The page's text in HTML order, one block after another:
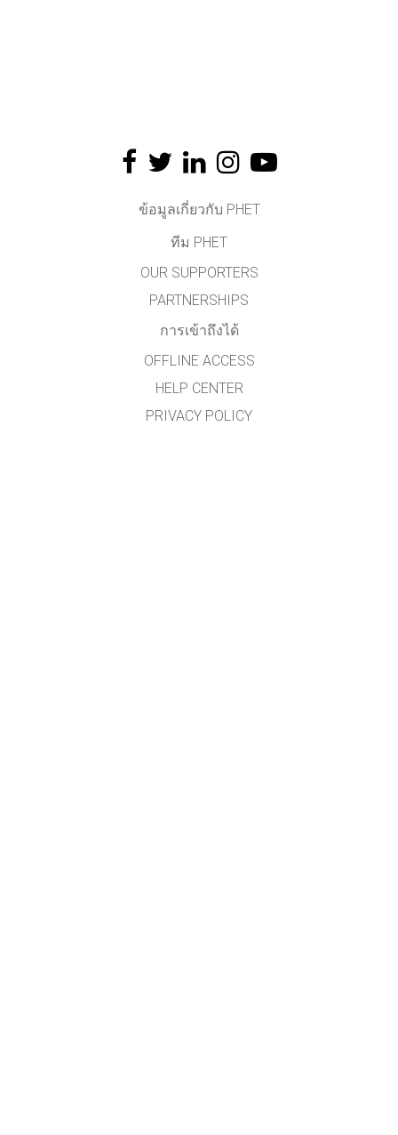
ข้อมูลเกี่ยวกับ PHET
ทีม PHET
OUR SUPPORTERS
PARTNERSHIPS
การเข้าถึงได้
OFFLINE ACCESS
HELP CENTER
PRIVACY POLICY